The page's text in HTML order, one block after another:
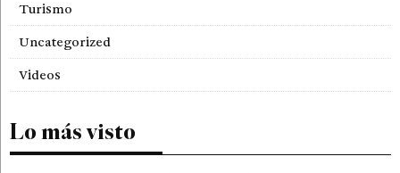
Turismo
Uncategorized
Videos
Lo más visto